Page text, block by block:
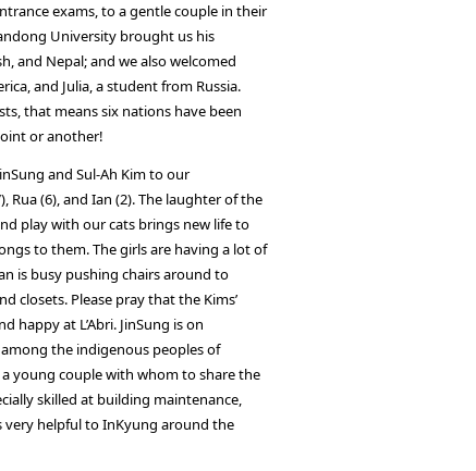
exams, to a gentle couple in their
University brought us his
and Nepal; and we also welcomed
and Julia, a student from Russia.
that means six nations have been
or another!
and Sul-Ah Kim to our
(6), and Ian (2). The laughter of the
play with our cats brings new life to
to them. The girls are having a lot of
is busy pushing chairs around to
closets. Please pray that the Kims’
happy at L’Abri. JinSung is on
the indigenous peoples of
young couple with whom to share the
skilled at building maintenance,
helpful to InKyung around the